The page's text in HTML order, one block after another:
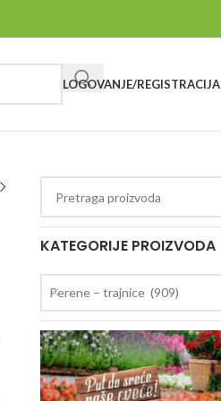
LOGOVANJE/REGISTRACIJA
KATEGORIJE PROIZVODA
Perene – trajnice (909)